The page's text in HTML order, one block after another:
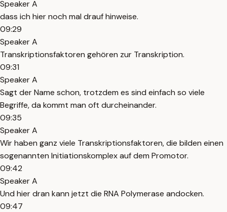
Speaker A
dass ich hier noch mal drauf hinweise.
09:29
Speaker A
Transkriptionsfaktoren gehören zur Transkription.
09:31
Speaker A
Sagt der Name schon, trotzdem es sind einfach so viele
Begriffe, da kommt man oft durcheinander.
09:35
Speaker A
Wir haben ganz viele Transkriptionsfaktoren, die bilden einen
sogenannten Initiationskomplex auf dem Promotor.
09:42
Speaker A
Und hier dran kann jetzt die RNA Polymerase andocken.
09:47